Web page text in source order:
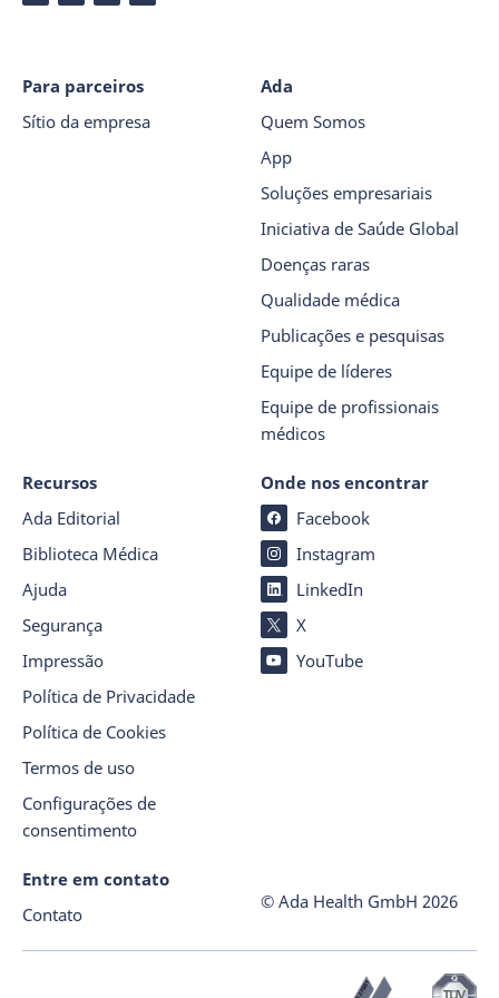
Para parceiros
Sítio da empresa
Ada
Quem Somos
App
Soluções empresariais
Iniciativa de Saúde Global
Doenças raras
Qualidade médica
Publicações e pesquisas
Equipe de líderes
Equipe de profissionais
médicos
Recursos
Ada Editorial
Biblioteca Médica
Ajuda
Segurança
Impressão
Política de Privacidade
Política de Cookies
Termos de uso
Configurações de
consentimento
Onde nos encontrar
Facebook
Instagram
LinkedIn
X
YouTube
Entre em contato
Contato
© Ada Health GmbH 2026